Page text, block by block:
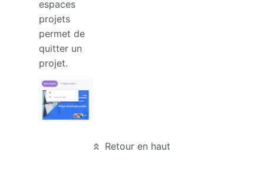
espaces
projets
permet de
quitter un
projet.
Retour en haut